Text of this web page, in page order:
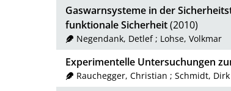
Gaswarnsysteme in der
funktionale Sicherheit(2010)
Negendank, Detlef; Lohse, Volkmar
Experimentelle Untersuchungen
Rauchegger, Christian ;Schmidt, Dirk